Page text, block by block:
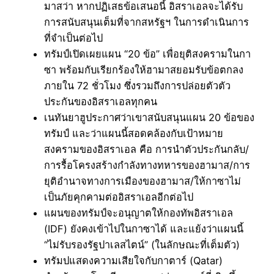
มาสว่า หากปฏิเสธข้อเสนอนี้ อิสราเอลจะได้รับ
การสนับสนุนเต็มที่จากสหรัฐฯ ในการดำเนินการ
ที่จำเป็นต่อไป
ทรัมป์เปิดเผยแผน “20 ข้อ” เพื่อยุติสงครามในกา
ซา พร้อมกับเรียกร้องให้ฮามาสยอมรับข้อตกลง
ภายใน 72 ชั่วโมง ซึ่งรวมถึงการปล่อยตัวตัว
ประกันของอิสราเอลทุกคน
เนทันยาฮูประกาศว่าเขาสนับสนุนแผน 20 ข้อของ
ทรัมป์ และว่าแผนนี้สอดคล้องกับเป้าหมาย
สงครามของอิสราเอล คือ การนำตัวประกันกลับ/
การรื้อโครงสร้างกำลังทางทหารของฮามาส/การ
ยุติอำนาจทางการเมืองของฮามาส/ให้กาซาไม่
เป็นภัยคุกคามต่ออิสราเอลอีกต่อไป
แผนของทรัมป์จะอนุญาตให้กองทัพอิสราเอล
(IDF) ยังคงเข้าไปในกาซาได้ และแย้งว่าแผนนี้
“ไม่รับรองรัฐปาเลสไตน์” (ในลักษณะที่เต็มตัว)
ทรัมปแสดงความเสียใจกับกาตาร์ (Qatar)